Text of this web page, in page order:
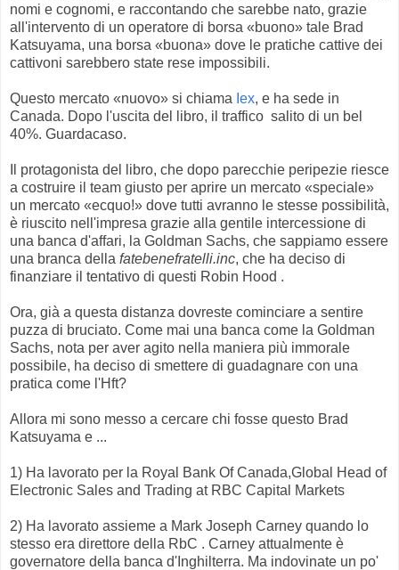
nomi e cognomi, e raccontando che sarebbe nato, grazie
all'intervento di un operatore di borsa «buono» tale Brad
Katsuyama, una borsa «buona» dove le pratiche cattive dei
cattivoni sarebbero state rese impossibili.
Questo mercato «nuovo» si chiama Iex, e ha sede in
Canada. Dopo l'uscita del libro, il traffico salito di un bel
40%. Guardacaso.
Il protagonista del libro, che dopo parecchie peripezie riesce
a costruire il team giusto per aprire un mercato «speciale»
un mercato «ecquo!» dove tutti avranno le stesse possibilità,
è riuscito nell'impresa grazie alla gentile intercessione di
una banca d'affari, la Goldman Sachs, che sappiamo essere
una branca della fatebenefratelli.inc, che ha deciso di
finanziare il tentativo di questi Robin Hood .
Ora, già a questa distanza dovreste cominciare a sentire
puzza di bruciato. Come mai una banca come la Goldman
Sachs, nota per aver agito nella maniera più immorale
possibile, ha deciso di smettere di guadagnare con una
pratica come l'Hft?
Allora mi sono messo a cercare chi fosse questo Brad
Katsuyama e ...
1) Ha lavorato per la Royal Bank Of Canada,Global Head of
Electronic Sales and Trading at RBC Capital Markets
2) Ha lavorato assieme a Mark Joseph Carney quando lo
stesso era direttore della RbC . Carney attualmente è
governatore della banca d'Inghilterra. Ma indovinate un po'